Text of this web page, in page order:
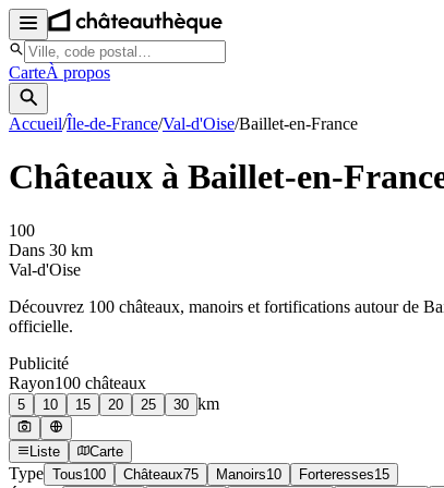
CarteÀ propos
Accueil/Île-de-France/Val-d'Oise/Baillet-en-France
Châteaux à Baillet-en-
100
Dans 30 km
Val-d'Oise
Découvrez 100 châteaux, manoirs et fortifications autour de
officielle.
Publicité
Rayon100 châteaux
5 10 15 20 25 30 km
Liste Carte
Type Tous100 Châteaux75 Manoirs10 Forteresses15